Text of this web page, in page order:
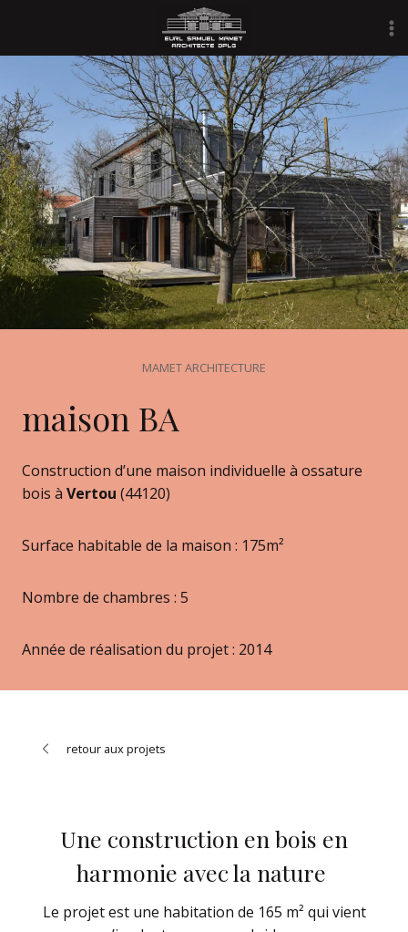
contenu
MAMET ARCHITECTURE
maison BA
Construction d’une maison individuelle à ossature
bois à Vertou (44120)
Surface habitable de la maison : 175m²
Nombre de chambres : 5
Année de réalisation du projet : 2014
retour aux projets
Une construction en bois en
harmonie avec la nature
Le projet est une habitation de 165 m² qui vient